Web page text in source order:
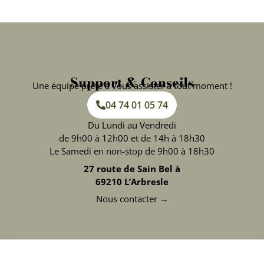
Support & Conseils
Une équipe prête à vous assister à tout moment !
04 74 01 05 74
Du Lundi au Vendredi
de 9h00 à 12h00 et de 14h à 18h30
Le Samedi en non-stop de 9h00 à 18h30
27 route de Sain Bel à
69210 L’Arbresle
Nous contacter →